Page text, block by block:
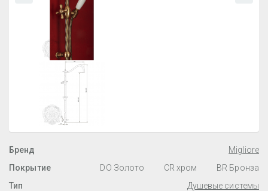
Бренд
Migliore
Покрытие
DO Золото CR хром
BR Бронза
Тип
Душевые системы